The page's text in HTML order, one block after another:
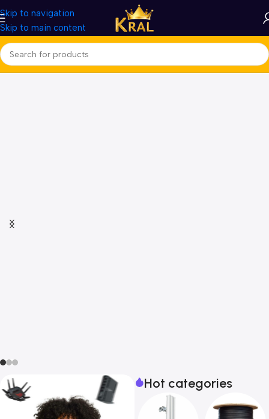
Skip to navigation
Skip to main content
Hot categories